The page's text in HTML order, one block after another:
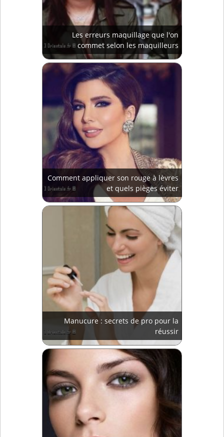
Les erreurs maquillage que l'on
commet selon les maquilleurs
Comment appliquer son rouge à lèvres
et quels pièges éviter
Manucure : secrets de pro pour la
réussir